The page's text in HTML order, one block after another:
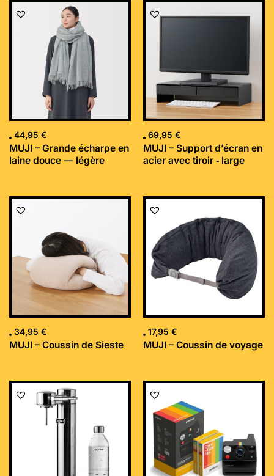
44,95 €
MUJI – Grande écharpe en
laine douce — légère
69,95 €
MUJI – Support d’écran en
acier avec tiroir ‐ large
34,95 €
MUJI – Coussin de Sieste
17,95 €
MUJI – Coussin de voyage
Le
initial
était :
169,99 €.
Le